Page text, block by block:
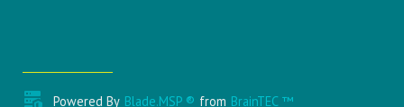
Powered By Blade.MSP ® from BrainTEC ™